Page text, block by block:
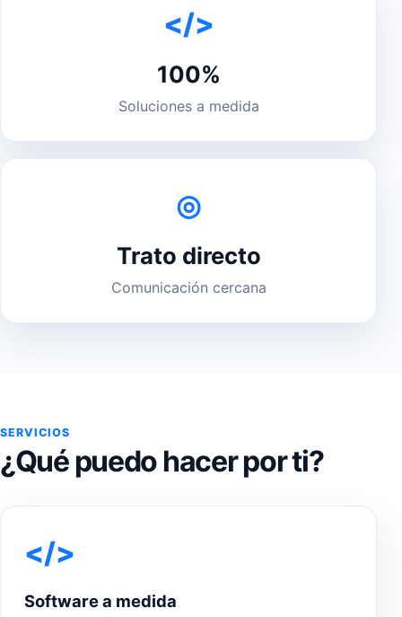
</>
100%
Soluciones a medida
◎
Trato directo
Comunicación cercana
SERVICIOS
¿Qué puedo hacer por ti?
</>
Software a medida